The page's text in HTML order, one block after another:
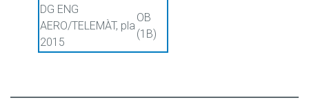
DG ENG
AERO/TELEMÀT, pla
2015
OB
(1B)